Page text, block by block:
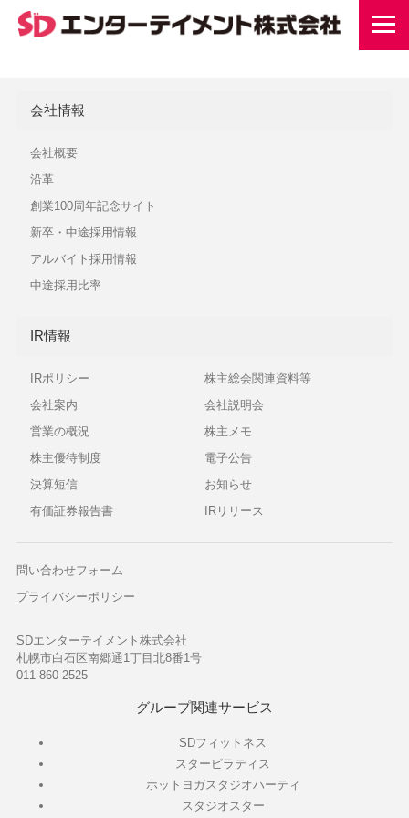
会社情報
会社概要
沿革
創業100周年記念サイト
新卒・中途採用情報
アルバイト採用情報
中途採用比率
IR情報
IRポリシー
会社案内
営業の概況
株主優待制度
決算短信
有価証券報告書
株主総会関連資料等
会社説明会
株主メモ
電子公告
お知らせ
IRリリース
問い合わせフォーム
プライバシーポリシー
SDエンターテイメント株式会社
札幌市白石区南郷通1丁目北8番1号
011-860-2525
グループ関連サービス
SDフィットネス
スターピラティス
ホットヨガスタジオハーティ
スタジオスター